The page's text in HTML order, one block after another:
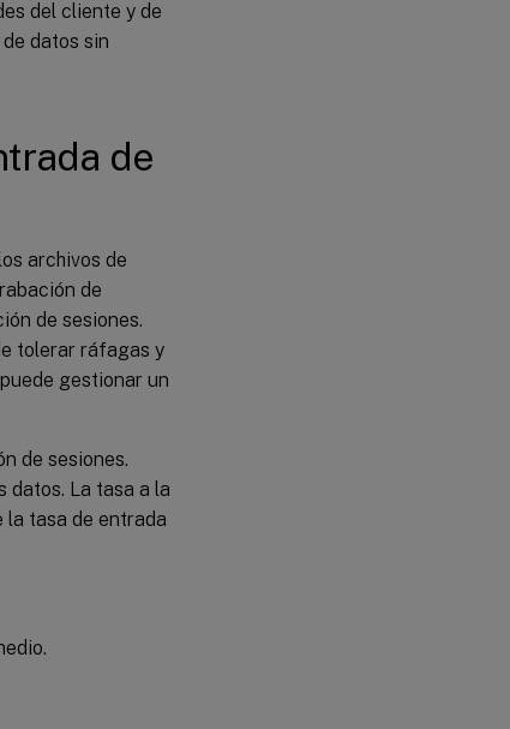
del cliente y de
datos sin
de
archivos de
de
de sesiones.
tolerar ráfagas y
gestionar un
de sesiones.
datos. La tasa a la
la tasa de entrada